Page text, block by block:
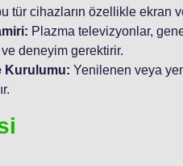
tür cihazların özellikle ekran
Plazma televizyonlar,
deneyim gerektirir.
Kurulumu: Yenilenen veya